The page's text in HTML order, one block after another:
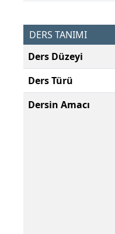
DERS TANIMI
Ders Düzeyi
Ders Türü
Dersin Amacı